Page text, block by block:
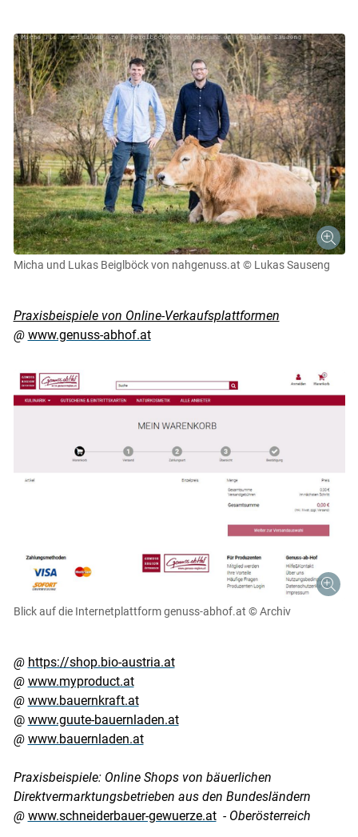
Micha und Lukas Beiglböck von nahgenuss.at © Lukas Sauseng
Praxisbeispiele von Online-Verkaufsplattformen
@ www.genuss-abhof.at
Blick auf die Internetplattform genuss-abhof.at © Archiv
@ https://shop.bio-austria.at
@ www.myproduct.at
@ www.bauernkraft.at
@ www.guute-bauernladen.at
@ www.bauernladen.at
Praxisbeispiele: Online Shops von bäuerlichen
Direktvermarktungsbetrieben aus den Bundesländern
@ www.schneiderbauer-gewuerze.at- Oberösterreich